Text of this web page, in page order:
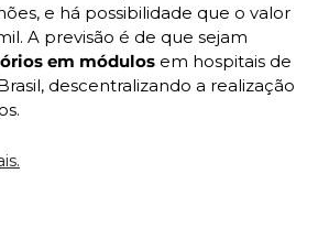
e há possibilidade que o valor
A previsão é de que sejam
em módulos em hospitais de
descentralizando a realização